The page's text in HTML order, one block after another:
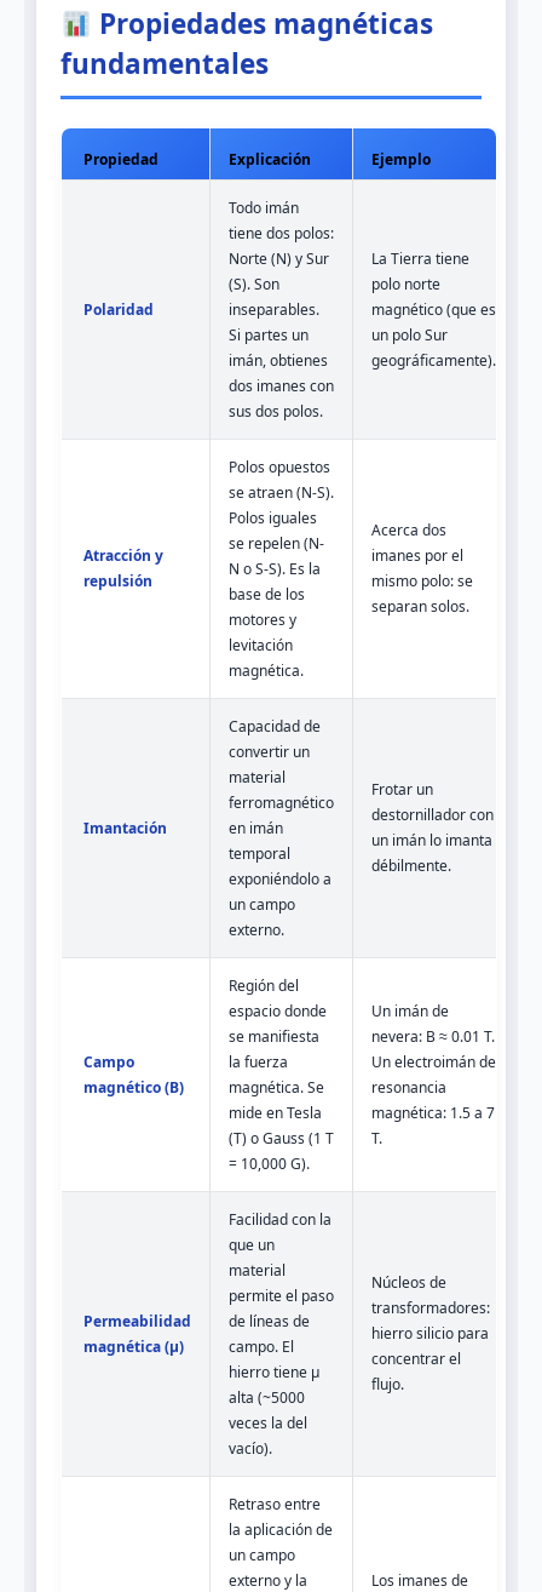
Propiedades magnéticas
fundamentales
Propiedad Explicación Ejemplo
Polaridad
Todo imán
tiene dos polos:
Norte (N) y Sur
(S). Son
inseparables.
Si partes un
imán, obtienes
dos imanes con
sus dos polos.
La Tierra tiene
polo norte
magnético (que es
un polo Sur
geográficamente).
Atracción y
repulsión
Polos opuestos
se atraen (N-S).
Polos iguales
se repelen (N-
N o S-S). Es la
base de los
motores y
levitación
magnética.
Acerca dos
imanes por el
mismo polo: se
separan solos.
Imantación
Capacidad de
convertir un
material
ferromagnético
en imán
temporal
exponiéndolo a
un campo
externo.
Frotar un
destornillador con
un imán lo imanta
débilmente.
Campo
magnético (B)
Región del
espacio donde
se manifiesta
la fuerza
magnética. Se
mide en Tesla
(T) o Gauss (1 T
= 10,000 G).
Un imán de
nevera: B ≈ 0.01 T.
Un electroimán de
resonancia
magnética: 1.5 a 7
T.
Permeabilidad
magnética (μ)
Facilidad con la
que un
material
permite el paso
de líneas de
campo. El
hierro tiene μ
alta (~5000
veces la del
vacío).
Núcleos de
transformadores:
hierro silicio para
concentrar el
flujo.
Retraso entre
la aplicación de
un campo
externo y la
Los imanes de